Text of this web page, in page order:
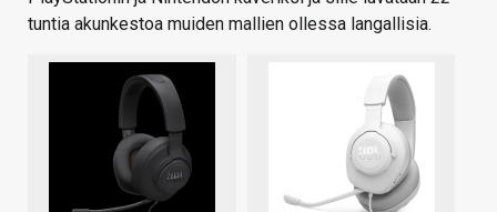
tuntia akunkestoa muiden mallien ollessa langallisia.